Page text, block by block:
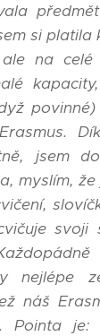
si platila
na
jsem
myslím,
svoji
nejlépe
náš
Pointa